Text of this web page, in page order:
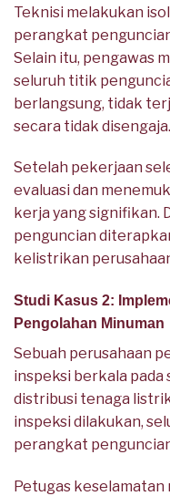
Teknisi melakukan
perangkat
Selain itu, pengawas
seluruh titik
berlangsung, tidak
secara tidak disengaja.
Setelah pekerjaan
evaluasi dan
kerja yang signifikan.
penguncian
kelistrikan
Studi Kasus 2:
Pengolahan Minuman
Sebuah perusahaan
inspeksi berkala
distribusi tenaga
inspeksi dilakukan,
perangkat
Petugas keselamatan